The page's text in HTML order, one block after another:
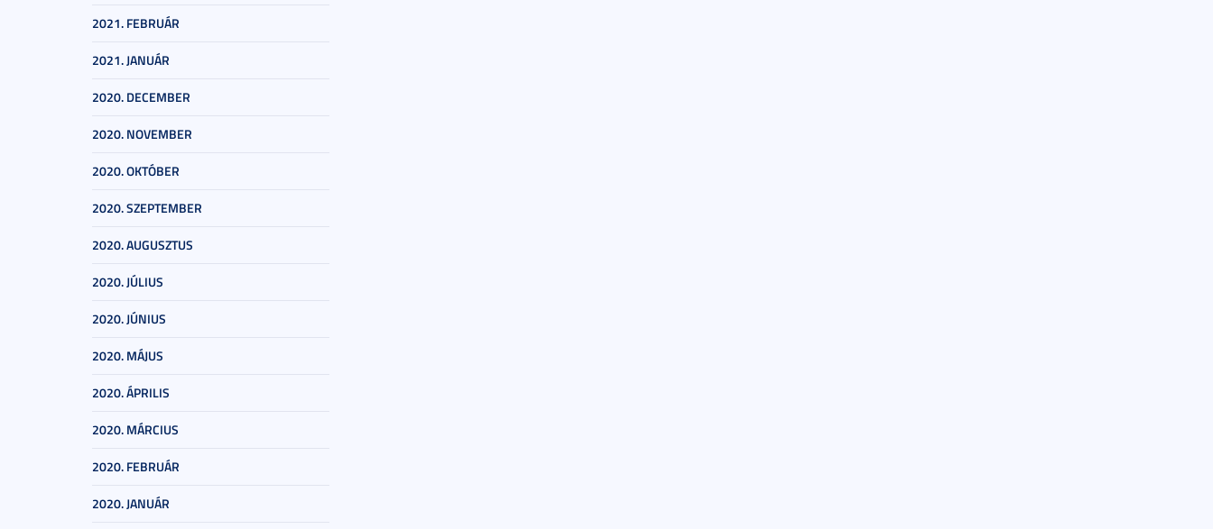
2021. FEBRUÁR
2021. JANUÁR
2020. DECEMBER
2020. NOVEMBER
2020. OKTÓBER
2020. SZEPTEMBER
2020. AUGUSZTUS
2020. JÚLIUS
2020. JÚNIUS
2020. MÁJUS
2020. ÁPRILIS
2020. MÁRCIUS
2020. FEBRUÁR
2020. JANUÁR